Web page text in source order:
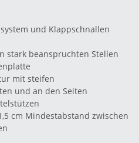
und Klappschnallen
stark beanspruchten Stellen
mit steifen
und an den Seiten
cm Mindestabstand zwischen